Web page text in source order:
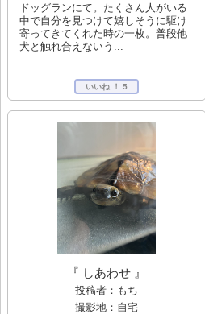
ドッグランにて。たくさん人がいる
中で自分を見つけて嬉しそうに駆け
寄ってきてくれた時の一枚。普段他
犬と触れ合えないう...
いいね ！ 5
『 しあわせ 』
投稿者：もち
撮影地：自宅